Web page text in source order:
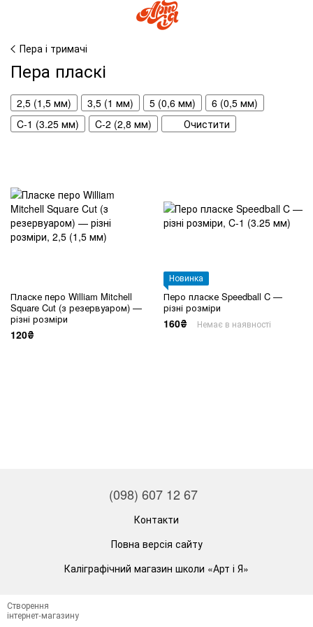
Пера і тримачі
Пера пласкі
2,5 (1,5 мм) 3,5 (1 мм) 5 (0,6 мм)
6 (0,5 мм)
C-1 (3.25 мм)
C-2 (2,8 мм) Очистити
Пласке перо William Mitchell
Square Cut (з резервуаром) —
різні розміри
120₴
Новинка
Перо пласке Speedball C —
різні розміри
160₴ Немає в наявності
(098) 607 12 67
Контакти
Повна версія сайту
Каліграфічний магазин школи «Арт і Я»
Створення
інтернет-магазину